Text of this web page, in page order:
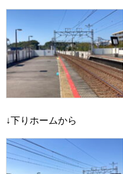
↓下りホームから